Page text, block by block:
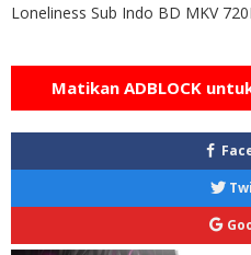
Loneliness Sub Indo BD MKV
Matikan ADBLOCK